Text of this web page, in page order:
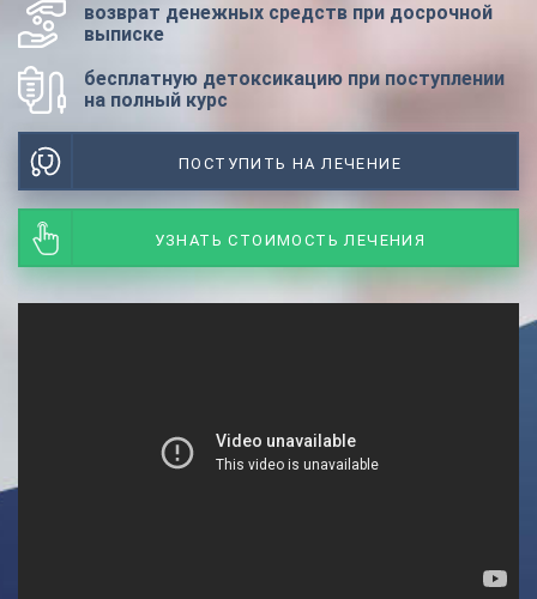
возврат денежных средств при досрочной
выписке
бесплатную детоксикацию при поступлении
на полный курс
ПОСТУПИТЬ НА ЛЕЧЕНИЕ
УЗНАТЬ СТОИМОСТЬ ЛЕЧЕНИЯ